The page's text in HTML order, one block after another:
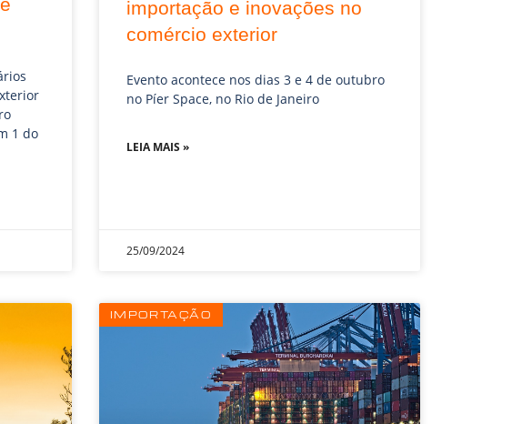
1 do
importação e inovações no
comércio exterior
Evento acontece nos dias 3 e 4 de outubro
no Píer Space, no Rio de Janeiro
LEIA MAIS »
25/09/2024
IMPORTAÇÃO